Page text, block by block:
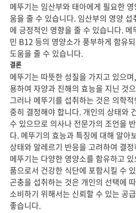
메뚜기는 임산부와 태아에게 필요한
움을 줄 수 있습니다. 임산부의 영양 섭
에 긍정적인 영향을 줄 수 있습니다.
민 B12 등의 영양소가 풍부하게 함유
도움을 줄 수 있습니다.
결론
메뚜기는 따뜻한 성질을 가지고 있으
용하여 자양과 진해의 효능을 지닌 것
그러나 메뚜기를 섭취하는 것은 의학
중히 결정해야 합니다. 개인의 상태와
수 있으므로 의사나 전문가의 조언을
다. 메뚜기의 효능과 특징에 대해 알아
상태와 알레르기 반응을 고려하여 결
메뚜기는 다양한 영양소를 함유하고
품으로서 건강한 식단에 포함시킬 수
곤충을 섭취하는 것은 개인의 선택에
소비하기 위해서는 신뢰할 수 있는 공
좋습니다.